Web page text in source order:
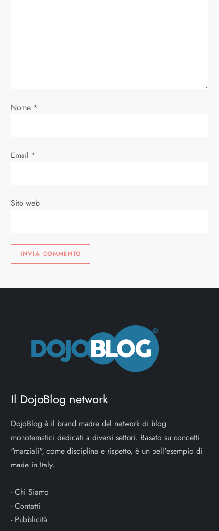
Nome *
Email *
Sito web
Il DojoBlog network
DojoBlog è il brand madre del network di blog
monotematici dedicati a diversi settori. Basato su concetti
"marziali", come disciplina e rispetto, è un bell'esempio di
made in Italy.
-Chi Siamo
-Contatti
- Pubblicità